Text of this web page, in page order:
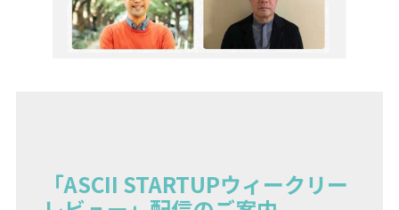
「ASCII STARTUPウィークリー